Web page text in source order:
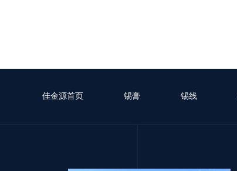
佳金源首页 锡膏 锡线